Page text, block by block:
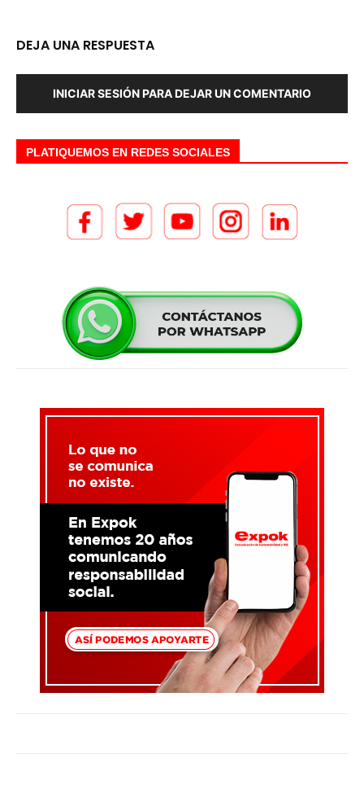
DEJA UNA RESPUESTA
INICIAR SESIÓN PARA DEJAR UN COMENTARIO
PLATIQUEMOS EN REDES SOCIALES